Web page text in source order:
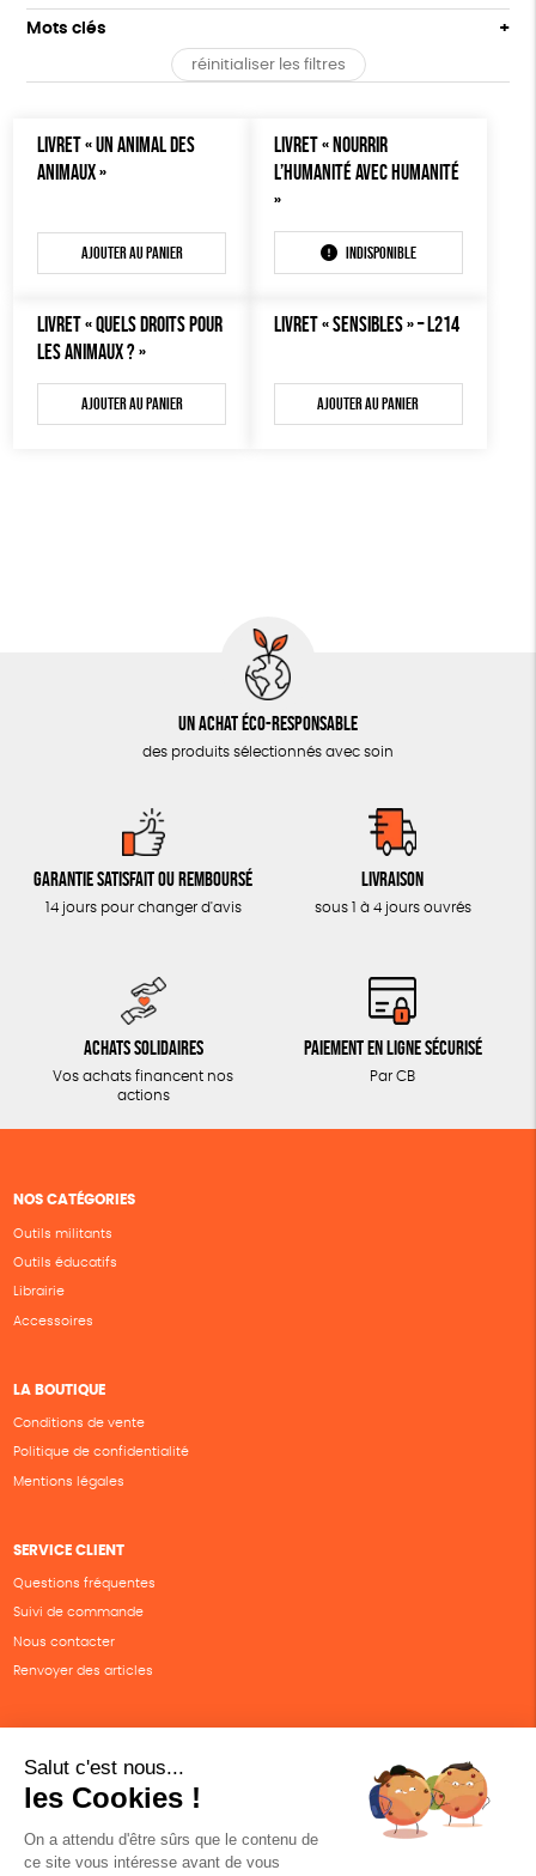
TRACTS
CARTES
BROCHURES
OUTILS ÉDUCATIFS
LIVRETS ÉDUCATIFS
POSTERS ÉDUCATIFS
Popularité
Prix : du - cher au + cher
Tous
50 € - 100 €
150 € - 200 €
Plus de 200€
Mots clés
OEKO-Tex, PETA approuved vegan
réinitialiser les filtres
LIVRET « UN ANIMAL DES
ANIMAUX »
Ajouter au panier
LIVRET « NOURRIR
L’HUMANITÉ AVEC HUMANITÉ
»
Indisponible
LIVRET « QUELS DROITS POUR
LES ANIMAUX ? »
Ajouter au panier
LIVRET « SENSIBLES » – L214
Ajouter au panier
Un achat éco-responsable
des produits sélectionnés avec soin
Garantie satisfait ou remboursé
14 jours pour changer d'avis
Livraison
sous 1 à 4 jours ouvrés
Achats solidaires
Vos achats financent nos
actions
Paiement en ligne sécurisé
Par CB
NOS CATÉGORIES
Outils militants
Outils éducatifs
Librairie
Accessoires
LA BOUTIQUE
Conditions de vente
Politique de confidentialité
Mentions légales
SERVICE CLIENT
Questions fréquentes
Suivi de commande
Nous contacter
Renvoyer des articles